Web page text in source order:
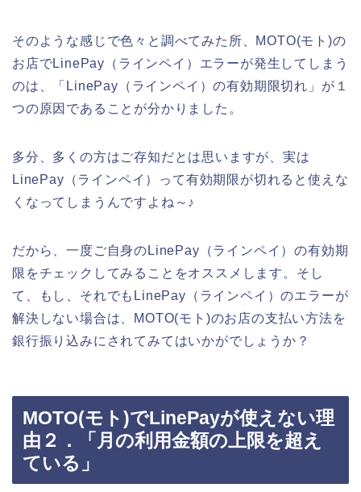
そのような感じで色々と調べてみた所、MOTO(モト)の
お店でLinePay（ラインペイ）エラーが発生してしまう
のは、「LinePay（ラインペイ）の有効期限切れ」が１
つの原因であることが分かりました。
多分、多くの方はご存知だとは思いますが、実は
LinePay（ラインペイ）って有効期限が切れると使えな
くなってしまうんですよね～♪
だから、一度ご自身のLinePay（ラインペイ）の有効期
限をチェックしてみることをオススメします。そし
て、もし、それでもLinePay（ラインペイ）のエラーが
解決しない場合は、MOTO(モト)のお店の支払い方法を
銀行振り込みにされてみてはいかがでしょうか？
MOTO(モト)でLinePayが使えない理
由２．「月の利用金額の上限を超え
ている」